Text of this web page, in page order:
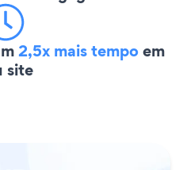
2,5x mais tempoem
site